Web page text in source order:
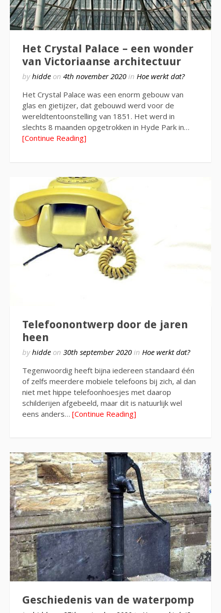
Het Crystal Palace – een wonder
van Victoriaanse architectuur
byhidde on 4th november 2020 in Hoe werkt dat?
Het Crystal Palace was een enorm gebouw van
glas en gietijzer, dat gebouwd werd voor de
wereldtentoonstelling van 1851. Het werd in
slechts 8 maanden opgetrokken in Hyde Park in…
[Continue Reading]
Telefoonontwerp door de jaren
heen
byhidde on 30th september 2020 in Hoe werkt dat?
Tegenwoordig heeft bijna iedereen standaard één
of zelfs meerdere mobiele telefoons bij zich, al dan
niet met hippe telefoonhoesjes met daarop
schilderijen afgebeeld, maar dit is natuurlijk wel
eens anders… [Continue Reading]
Geschiedenis van de waterpomp